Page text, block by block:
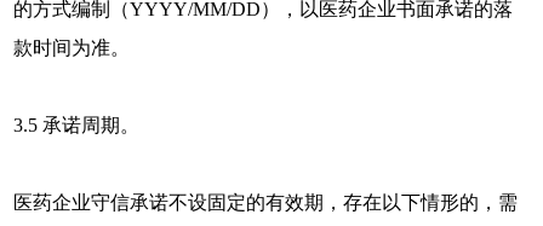
的方式编制（YYYY/MM/DD），以医药企业书面承诺的落
款时间为准。
3.5 承诺周期。
医药企业守信承诺不设固定的有效期，存在以下情形的，需